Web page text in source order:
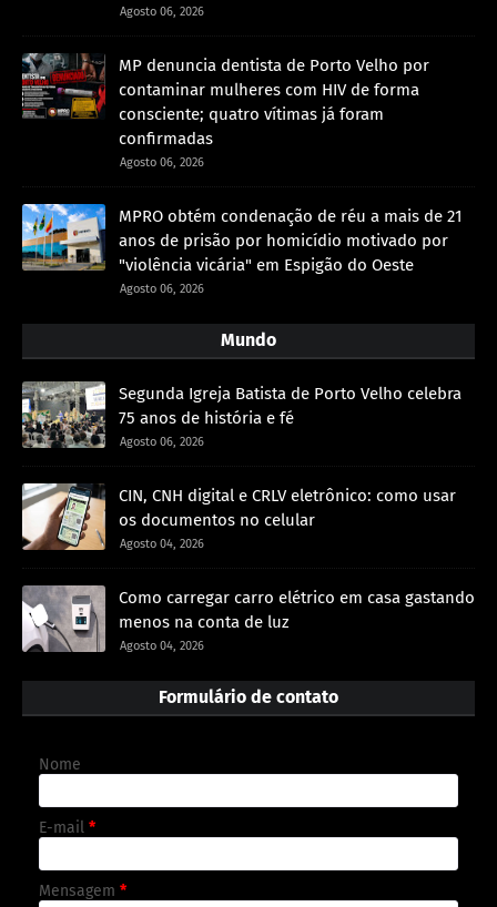
Agosto 06, 2026
MP denuncia dentista de Porto Velho por
contaminar mulheres com HIV de forma
consciente; quatro vítimas já foram
confirmadas
Agosto 06, 2026
MPRO obtém condenação de réu a mais de 21
anos de prisão por homicídio motivado por
"violência vicária" em Espigão do Oeste
Agosto 06, 2026
Mundo
Segunda Igreja Batista de Porto Velho celebra
75 anos de história e fé
Agosto 06, 2026
CIN, CNH digital e CRLV eletrônico: como usar
os documentos no celular
Agosto 04, 2026
Como carregar carro elétrico em casa gastando
menos na conta de luz
Agosto 04, 2026
Formulário de contato
Nome
E-mail *
Mensagem *